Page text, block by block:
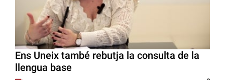
Ens Uneix també rebutja la consulta de la
llengua base